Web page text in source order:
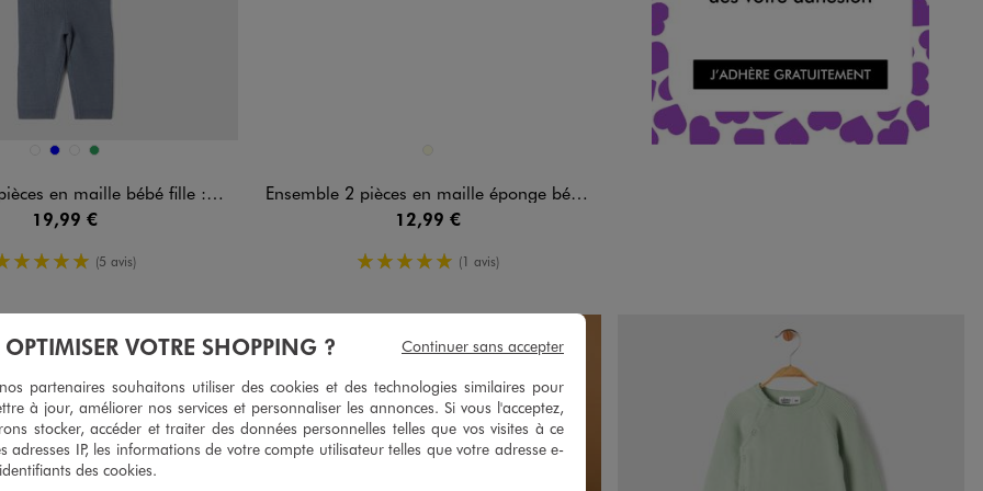
4 colorisBLANC STANDARD
BLEU ROSE CLAIR
VERT
en maille bébé fille : pull et pantalon
19,99 €
5/5 de moyenne
(5 avis)
Ensemble 2 pièces en maille éponge bébé garçon Tee-shirt et short
12,99 €
5/5 de moyenne
(1 avis)
OPTIMISER VOTRE SHOPPING ?
partenaires souhaitons utiliser des cookies et des technologies similaires pour
à jour, améliorer nos services et personnaliser les annonces. Si vous l'acceptez,
stocker, accéder et traiter des données personnelles telles que vos visites à ce
adresses IP, les informations de votre compte utilisateur telles que votre adresse e-
des cookies.
Continuer sans accepter